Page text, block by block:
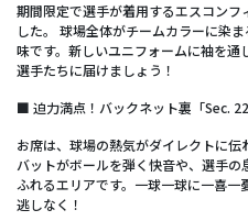
期間限定で選手が着用するエスコン
した。 球場全体がチームカラーに染
味です。新しいユニフォームに袖を
選手たちに届けましょう！
■ 迫力満点！バックネット裏「Sec.
お席は、球場の熱気がダイレクトに伝
バットがボールを弾く快音や、選手
ふれるエリアです。一球一球に一喜
逃しなく！